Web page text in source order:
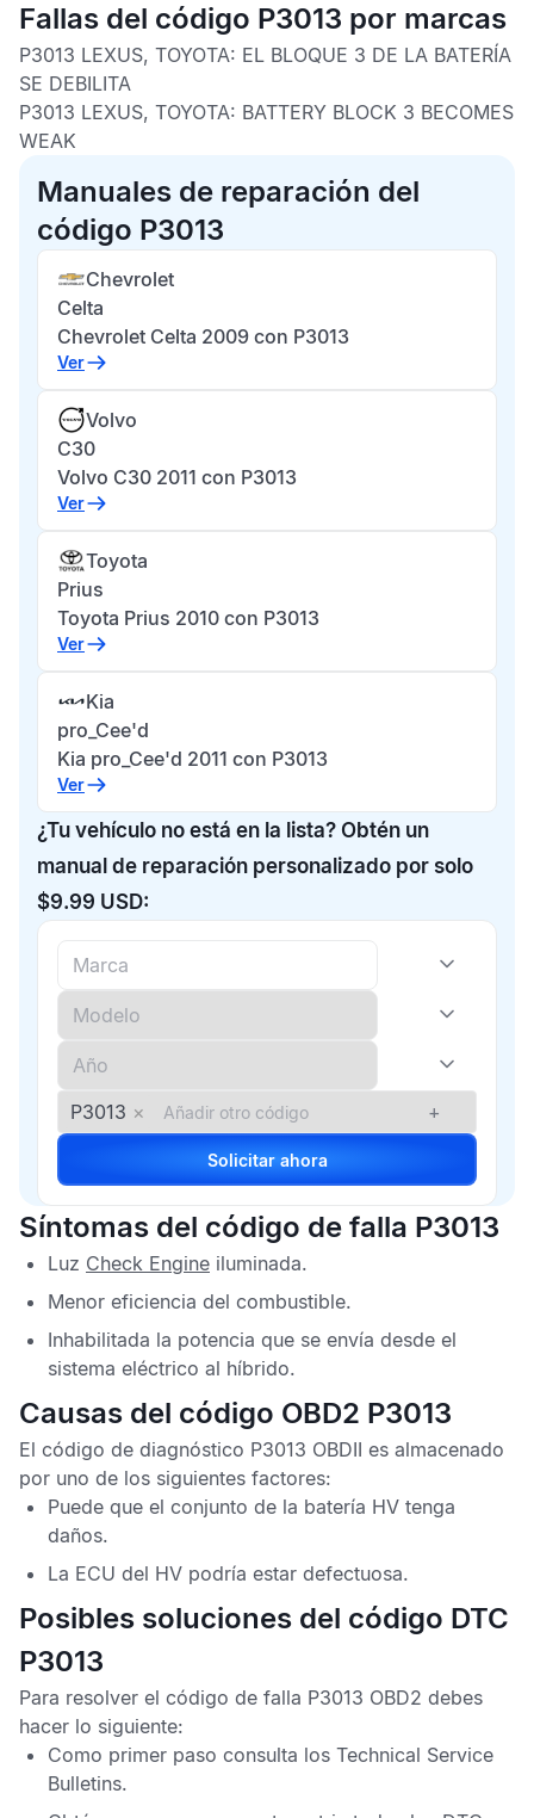
Fallas del código P3013 por marcas
P3013 LEXUS, TOYOTA: EL BLOQUE 3 DE LA BATERÍA
SE DEBILITA
P3013 LEXUS, TOYOTA: BATTERY BLOCK 3 BECOMES
WEAK
Manuales de reparación del
código P3013
Chevrolet
Celta
Chevrolet Celta 2009 con P3013
Ver
Volvo
C30
Volvo C30 2011 con P3013
Ver
Toyota
Prius
Toyota Prius 2010 con P3013
Ver
Kia
pro_Cee'd
Kia pro_Cee'd 2011 con P3013
Ver
¿Tu vehículo no está en la lista? Obtén un
manual de reparación personalizado por solo
$9.99 USD:
P3013 × +
Solicitar ahora
Síntomas del código de falla P3013
Luz Check Engine iluminada.
Menor eficiencia del combustible.
Inhabilitada la potencia que se envía desde el
sistema eléctrico al híbrido.
Causas del código OBD2 P3013
El código de diagnóstico P3013 OBDII es almacenado
por uno de los siguientes factores:
Puede que el conjunto de la batería HV tenga
daños.
La ECU del HV podría estar defectuosa.
Posibles soluciones del código DTC
P3013
Para resolver el código de falla P3013 OBD2 debes
hacer lo siguiente:
Como primer paso consulta los Technical Service
Bulletins.